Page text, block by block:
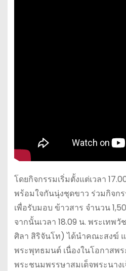
โดยกิจกรรมเริ่มตั้งแต่เวลา
พร้อมใจกันนุ่งชุดขาว ร่วมกิจก
เพื่อรับมอบ ข้าวสาร จำนวน
จากนั้นเวลา 18.09 น. พระเทพ
ศิลา สิริจันโท) ได้นำคณะสงฆ์
พระพุทธมนต์ เนื่องในโอกาสพ
พระชนมพรรษาสมเด็จพระนาง